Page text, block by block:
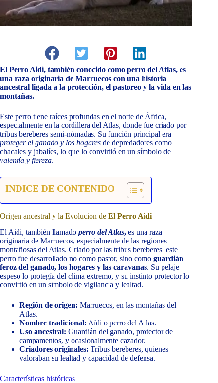
El Perro Aidi, también conocido como perro del Atlas, es
una raza originaria de Marruecos con una historia
ancestral ligada a la protección, el pastoreo y la vida en las
montañas.
Este perro tiene raíces profundas en el norte de África,
especialmente en la cordillera del Atlas, donde fue criado por
tribus bereberes semi-nómadas. Su función principal era
proteger el ganado y los hogares de depredadores como
chacales y jabalíes, lo que lo convirtió en un símbolo de
valentía y fiereza.
INDICE DE CONTENIDO
Origen ancestral y la Evolucion de El Perro Aidi
El Aidi, también llamado perro del Atlas, es una raza
originaria de Marruecos, especialmente de las regiones
montañosas del Atlas. Criado por las tribus bereberes, este
perro fue desarrollado no como pastor, sino como guardián
feroz del ganado, los hogares y las caravanas. Su pelaje
espeso lo protegía del clima extremo, y su instinto protector lo
convirtió en un símbolo de vigilancia y lealtad.
Región de origen: Marruecos, en las montañas del
Atlas.
Nombre tradicional: Aïdi o perro del Atlas.
Uso ancestral: Guardián del ganado, protector de
campamentos, y ocasionalmente cazador.
Criadores originales: Tribus bereberes, quienes
valoraban su lealtad y capacidad de defensa.
Características históricas